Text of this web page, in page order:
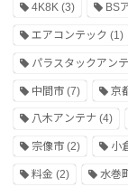
4K8K (3) BS
エアコンテック (1)
パラスタックアン
中間市 (7) 京
八木アンテナ (4)
宗像市 (2) 小
料金 (2) 水巻